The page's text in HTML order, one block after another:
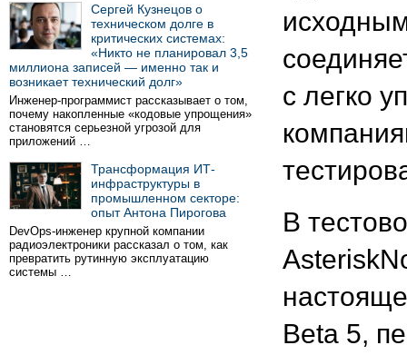
Сергей Кузнецов о
техническом долге в
критических системах:
«Никто не планировал 3,5
миллиона записей — именно так и
возникает технический долг»
Инженер-программист рассказывает о том,
почему накопленные «кодовые упрощения»
становятся серьезной угрозой для
приложений …
Трансформация ИТ-
инфраструктуры в
промышленном секторе:
опыт Антона Пирогова
DevOps-инженер крупной компании
радиоэлектроники рассказал о том, как
превратить рутинную эксплуатацию
системы …
с легко
В
Beta 5,